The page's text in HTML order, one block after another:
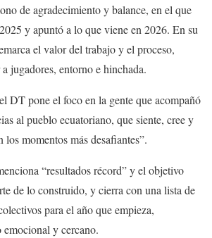
de agradecimiento y balance, en el que
y apuntó a lo que viene en 2026. En su
el valor del trabajo y el proceso,
jugadores, entorno e hinchada.
DT pone el foco en la gente que acompañó
al pueblo ecuatoriano, que siente, cree y
los momentos más desafiantes”.
“resultados récord” y el objetivo
de lo construido, y cierra con una lista de
para el año que empieza,
y cercano.